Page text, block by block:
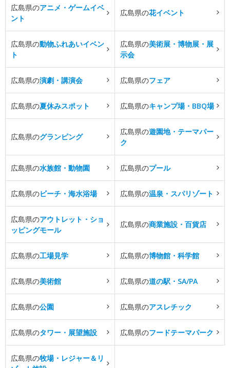
広島県のアニメ・ゲームイベ
ント
広島県の花イベント
広島県の動物ふれあいイベン
ト
広島県の美術展・博物展・展
示会
広島県の演劇・講演会 広島県のフェア
広島県の夏休みスポット 広島県のキャンプ場・BBQ場
広島県のグランピング
広島県の遊園地・テーマパー
ク
広島県の水族館・動物園 広島県のプール
広島県のビーチ・海水浴場 広島県の温泉・スパリゾート
広島県のアウトレット・ショ
ッピングモール
広島県の商業施設・百貨店
広島県の工場見学 広島県の博物館・科学館
広島県の美術館 広島県の道の駅・SA/PA
広島県の公園 広島県のアスレチック
広島県のタワー・展望施設 広島県のフードテーマパーク
広島県の牧場・レジャー＆リ